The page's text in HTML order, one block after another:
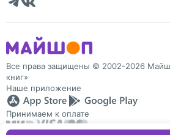
Все права защищены © 2002-2026
книг»
Наше приложение
Принимаем к оплате